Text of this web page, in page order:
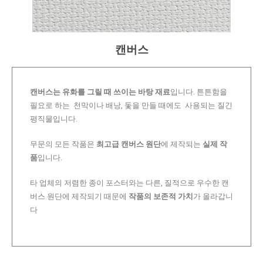
캔버스
캔버스는 유화를 그릴 때 쓰이는 바탕 재료입니다. 튼튼함을
필요로 하는 천막이나 배낭, 돛을 만들 때에도 사용되는 질긴
평직물입니다.
무문의 모든 작품은 최고급 캔버스 원단에 제작되는 실제 작
품입니다.
타 업체의 저렴한 종이 포스터와는 다른, 질적으로 우수한 캔
버스 원단에 제작되기 때문에 작품의 보존적 가치 가 올라갑니
다